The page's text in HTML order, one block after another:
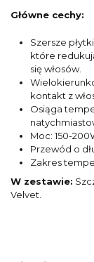
Główne cechy:
Szersze
które
się włosów.
kontakt z
Osiąga
Moc: 150-
Przewód o
Zakres
W zestawie:
Velvet.